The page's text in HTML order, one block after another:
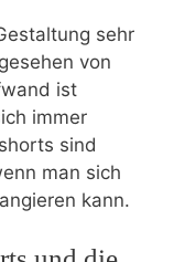
sehr
von
ist
immer
sind
man sich
kann.